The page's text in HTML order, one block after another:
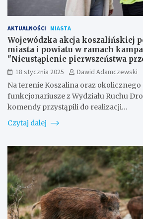
AKTUALNOŚCI MIASTA
Wojewódzka akcja koszalińskiej
miasta i powiatu w ramach
"Nieustąpienie pierwszeństwa
18 stycznia 2025
Dawid Adamczewski
Na terenie Koszalina oraz okolicznego
funkcjonariusze z Wydziału Ruchu
komendy przystąpili do realizacji…
Czytaj dalej